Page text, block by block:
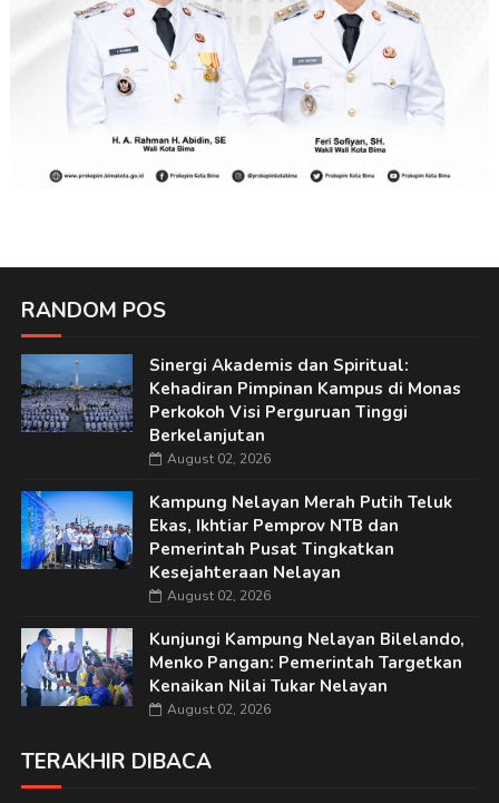
RANDOM POS
Sinergi Akademis dan Spiritual:
Kehadiran Pimpinan Kampus di Monas
Perkokoh Visi Perguruan Tinggi
Berkelanjutan
August 02, 2026
Kampung Nelayan Merah Putih Teluk
Ekas, Ikhtiar Pemprov NTB dan
Pemerintah Pusat Tingkatkan
Kesejahteraan Nelayan
August 02, 2026
Kunjungi Kampung Nelayan Bilelando,
Menko Pangan: Pemerintah Targetkan
Kenaikan Nilai Tukar Nelayan
August 02, 2026
TERAKHIR DIBACA